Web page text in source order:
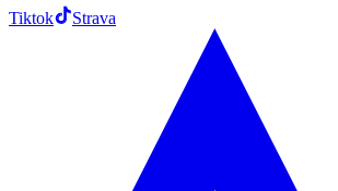
Tiktok Strava